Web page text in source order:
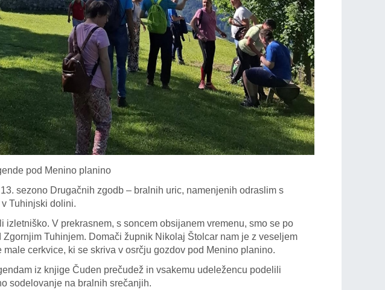
pod Menino planino
sezono Drugačnih zgodb – bralnih uric, namenjenih odraslim s
Tuhinjski dolini.
V prekrasnem, s soncem obsijanem vremenu, smo se po
Tuhinjem. Domači župnik Nikolaj Štolcar nam je z veseljem
cerkvice, ki se skriva v osrčju gozdov pod Menino planino.
iz knjige Čuden prečudež in vsakemu udeležencu podelili
sodelovanje na bralnih srečanjih.